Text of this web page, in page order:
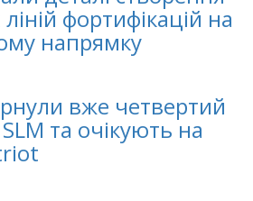
фортифікацій на
напрямку
вже четвертий
та очікують на